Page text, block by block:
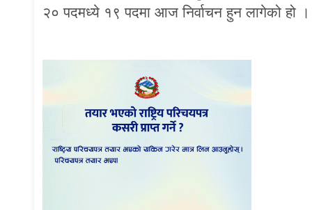
२० पदमध्ये १९ पदमा आज निर्वाचन हुन लागेको हो